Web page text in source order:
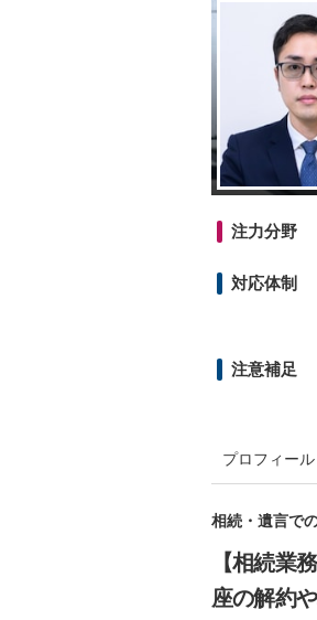
注力分野
対応体制
注意補足
プロフィール
相続・遺言で
【相続業
座の解約